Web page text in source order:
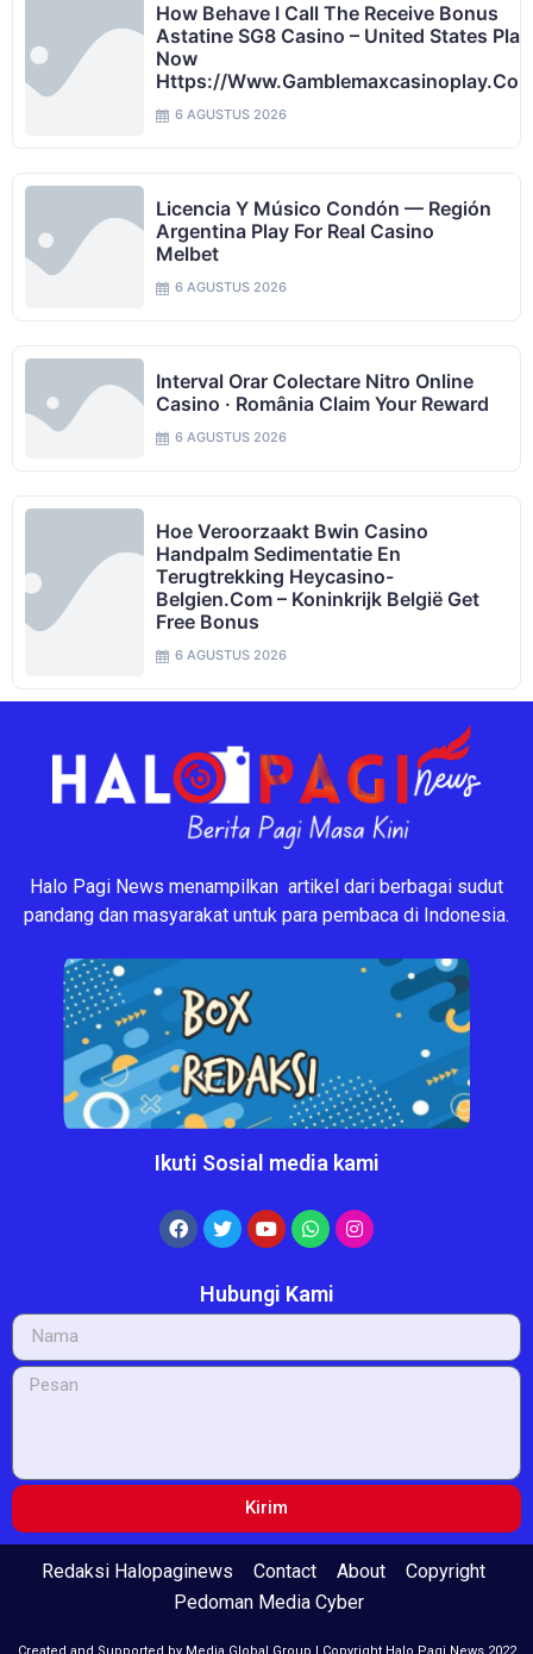
How Behave I Call The Receive Bonus
Astatine SG8 Casino – United States Play
Now
Https://
6 AGUSTUS 2026
Licencia Y Músico Condón — Región
Argentina Play For Real Casino
Melbet
6 AGUSTUS 2026
Interval Orar Colectare Nitro Online
Casino · România Claim Your Reward
6 AGUSTUS 2026
Hoe Veroorzaakt Bwin Casino
Handpalm Sedimentatie En
Terugtrekking Heycasino-
Belgien.com – Koninkrijk België Get
Free Bonus
6 AGUSTUS 2026
Halo Pagi News menampilkan artikel dari berbagai sudut
pandang dan masyarakat untuk para pembaca di Indonesia.
Ikuti Sosial media kami
Hubungi Kami
Kirim
Redaksi Halopaginews Contact About
Copyright
Pedoman Media Cyber